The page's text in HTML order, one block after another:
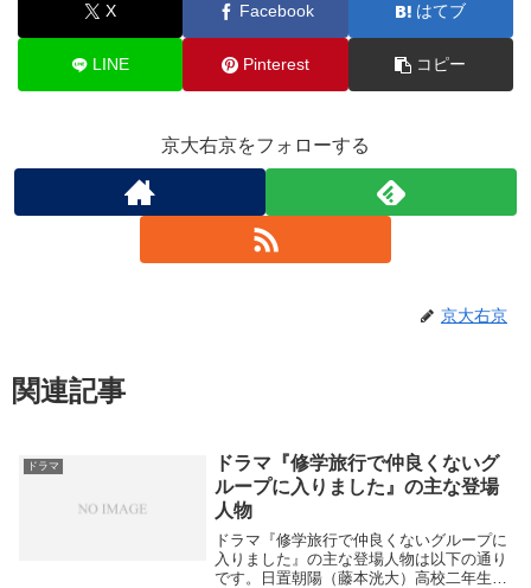
X Facebook はてブ
LINE Pinterest コピー
京大右京をフォローする
京大右京
関連記事
ドラマ
ドラマ『修学旅行で仲良くないグ
ループに入りました』の主な登場
人物
ドラマ『修学旅行で仲良くないグループに
入りました』の主な登場人物は以下の通り
です。日置朝陽（藤本洸大）高校二年生